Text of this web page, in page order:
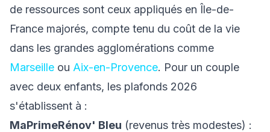
de ressources sont ceux appliqués en Île-de-
France majorés, compte tenu du coût de la vie
dans les grandes agglomérations comme
Marseille ou Aix-en-Provence. Pour un couple
avec deux enfants, les plafonds 2026
s'établissent à :
MaPrimeRénov' Bleu (revenus très modestes) :